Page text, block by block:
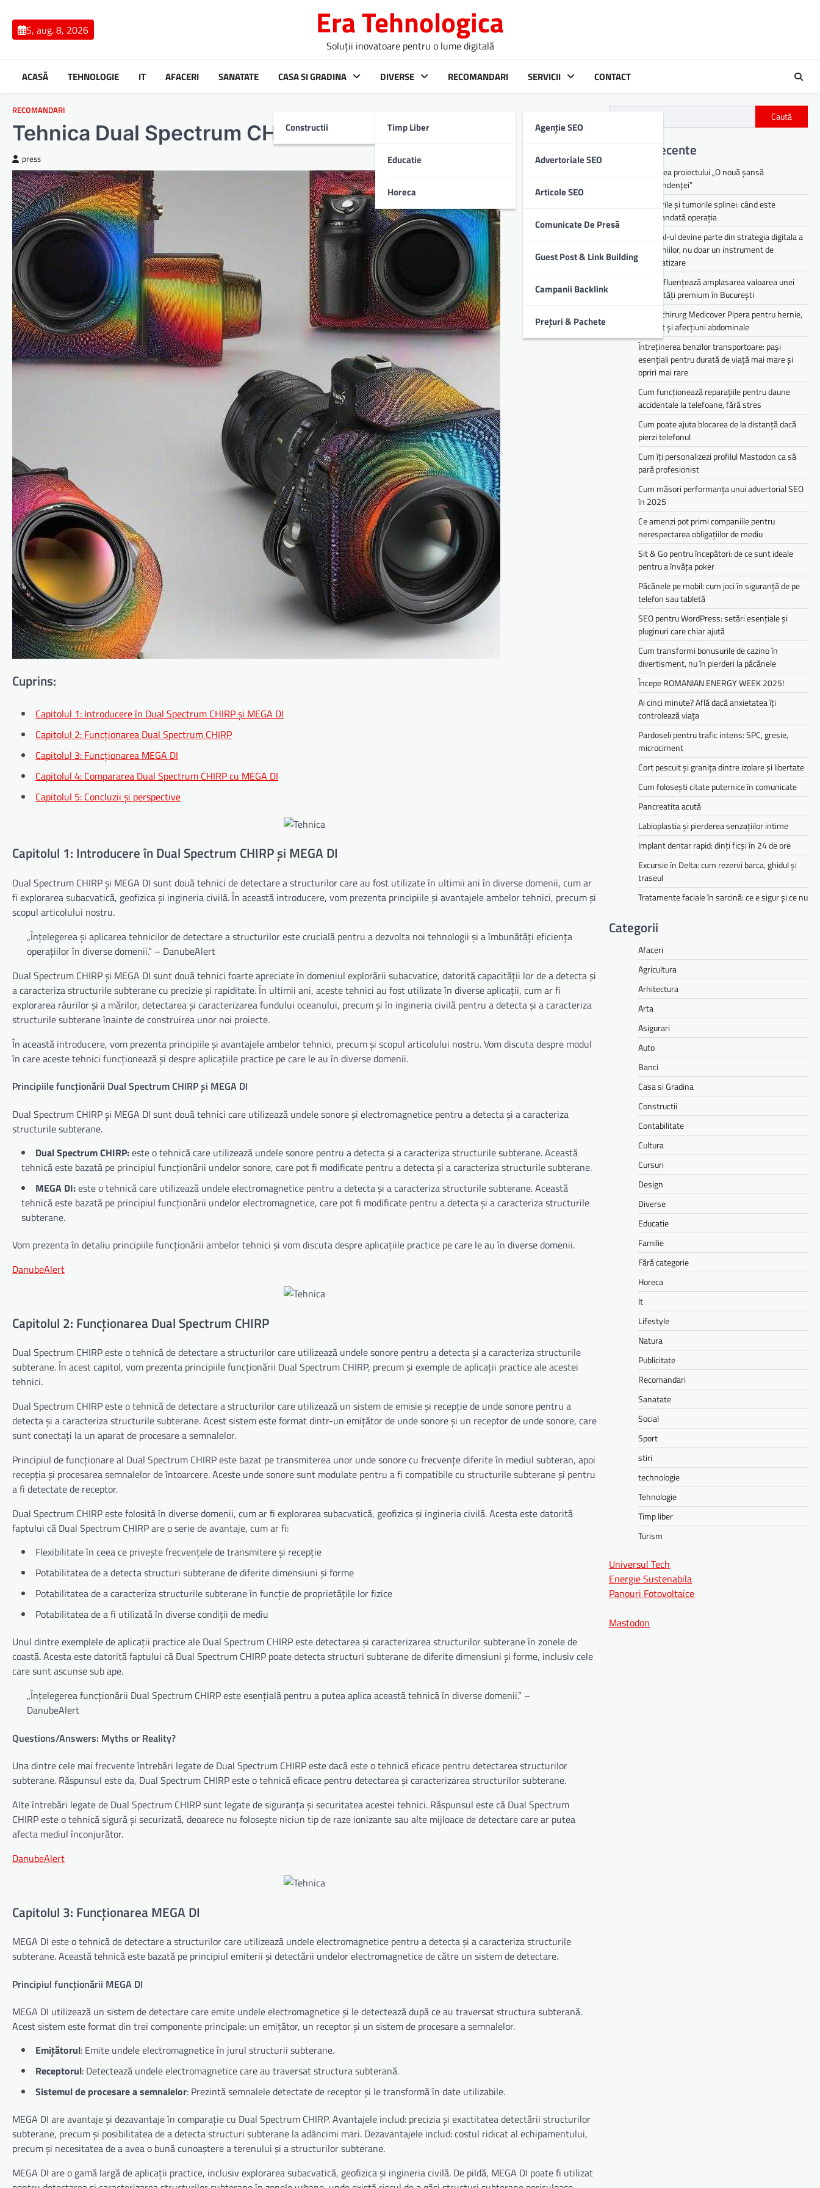
contentS, aug. 8, 2026 Era Tehnologica
Soluții inovatoare pentru o lume digitală
ACASĂ TEHNOLOGIE IT AFACERI SANATATE CASA SI GRADINA
Constructii
DIVERSE
Timp Liber
Educatie
Horeca
RECOMANDARI SERVICII
Agenție SEO
Advertoriale SEO
Articole SEO
Comunicate De Presă
Guest Post & Link Building
Campanii Backlink
Prețuri & Pachete
CONTACT
RECOMANDARI
Tehnica Dual Spectrum CHIRP
press
Cuprins:
Capitolul 1: Introducere în Dual Spectrum CHIRP și MEGA DI
Capitolul 2: Funcționarea Dual Spectrum CHIRP
Capitolul 3: Funcționarea MEGA DI
Capitolul 4: Compararea Dual Spectrum CHIRP cu MEGA DI
Capitolul 5: Concluzii și perspective
Capitolul 1: Introducere în Dual Spectrum CHIRP și MEGA DI
Dual Spectrum CHIRP și MEGA DI sunt două tehnici de detectare a structurilor care au fost utilizate în ultimii ani în diverse domenii, cum ar
fi explorarea subacvatică, geofizica și ingineria civilă. În această introducere, vom prezenta principiile și avantajele ambelor tehnici, precum și
scopul articolului nostru.
„Înțelegerea și aplicarea tehnicilor de detectare a structurilor este crucială pentru a dezvolta noi tehnologii și a îmbunătăți eficiența
operațiilor în diverse domenii.” – DanubeAlert
Dual Spectrum CHIRP și MEGA DI sunt două tehnici foarte apreciate în domeniul explorării subacvatice, datorită capacității lor de a detecta și
a caracteriza structurile subterane cu precizie și rapiditate. În ultimii ani, aceste tehnici au fost utilizate în diverse aplicații, cum ar fi
explorarea râurilor și a mărilor, detectarea și caracterizarea fundului oceanului, precum și în ingineria civilă pentru a detecta și a caracteriza
structurile subterane înainte de construirea unor noi proiecte.
În această introducere, vom prezenta principiile și avantajele ambelor tehnici, precum și scopul articolului nostru. Vom discuta despre modul
în care aceste tehnici funcționează și despre aplicațiile practice pe care le au în diverse domenii.
Principiile funcționării Dual Spectrum CHIRP și MEGA DI
Dual Spectrum CHIRP și MEGA DI sunt două tehnici care utilizează undele sonore și electromagnetice pentru a detecta și a caracteriza
structurile subterane.
Dual Spectrum CHIRP:este o tehnică care utilizează undele sonore pentru a detecta și a caracteriza structurile subterane. Această
tehnică este bazată pe principiul funcționării undelor sonore, care pot fi modificate pentru a detecta și a caracteriza structurile subterane.
MEGA DI:este o tehnică care utilizează undele electromagnetice pentru a detecta și a caracteriza structurile subterane. Această
tehnică este bazată pe principiul funcționării undelor electromagnetice, care pot fi modificate pentru a detecta și a caracteriza structurile
subterane.
Vom prezenta în detaliu principiile funcționării ambelor tehnici și vom discuta despre aplicațiile practice pe care le au în diverse domenii.
DanubeAlert
Capitolul 2: Funcționarea Dual Spectrum CHIRP
Dual Spectrum CHIRP este o tehnică de detectare a structurilor care utilizează undele sonore pentru a detecta și a caracteriza structurile
subterane. În acest capitol, vom prezenta principiile funcționării Dual Spectrum CHIRP, precum și exemple de aplicații practice ale acestei
tehnici.
Dual Spectrum CHIRP este o tehnică de detectare a structurilor care utilizează un sistem de emisie și recepție de unde sonore pentru a
detecta și a caracteriza structurile subterane. Acest sistem este format dintr-un emițător de unde sonore și un receptor de unde sonore, care
sunt conectați la un aparat de procesare a semnalelor.
Principiul de funcționare al Dual Spectrum CHIRP este bazat pe transmiterea unor unde sonore cu frecvențe diferite în mediul subteran, apoi
recepția și procesarea semnalelor de întoarcere. Aceste unde sonore sunt modulate pentru a fi compatibile cu structurile subterane și pentru
a fi detectate de receptor.
Dual Spectrum CHIRP este folosită în diverse domenii, cum ar fi explorarea subacvatică, geofizica și ingineria civilă. Acesta este datorită
faptului că Dual Spectrum CHIRP are o serie de avantaje, cum ar fi:
Flexibilitate în ceea ce privește frecvențele de transmitere și recepție
Potabilitatea de a detecta structuri subterane de diferite dimensiuni și forme
Potabilitatea de a caracteriza structurile subterane în funcție de proprietățile lor fizice
Potabilitatea de a fi utilizată în diverse condiții de mediu
Unul dintre exemplele de aplicații practice ale Dual Spectrum CHIRP este detectarea și caracterizarea structurilor subterane în zonele de
coastă. Acesta este datorită faptului că Dual Spectrum CHIRP poate detecta structuri subterane de diferite dimensiuni și forme, inclusiv cele
care sunt ascunse sub ape.
„Înțelegerea funcționării Dual Spectrum CHIRP este esențială pentru a putea aplica această tehnică în diverse domenii.” –
DanubeAlert
Questions/Answers: Myths or Reality?
Una dintre cele mai frecvente întrebări legate de Dual Spectrum CHIRP este dacă este o tehnică eficace pentru detectarea structurilor
subterane. Răspunsul este da, Dual Spectrum CHIRP este o tehnică eficace pentru detectarea și caracterizarea structurilor subterane.
Alte întrebări legate de Dual Spectrum CHIRP sunt legate de siguranța și securitatea acestei tehnici. Răspunsul este că Dual Spectrum
CHIRP este o tehnică sigură și securizată, deoarece nu folosește niciun tip de raze ionizante sau alte mijloace de detectare care ar putea
afecta mediul înconjurător.
DanubeAlert
Capitolul 3: Funcționarea MEGA DI
MEGA DI este o tehnică de detectare a structurilor care utilizează undele electromagnetice pentru a detecta și a caracteriza structurile
subterane. Această tehnică este bazată pe principiul emiterii și detectării undelor electromagnetice de către un sistem de detectare.
Principiul funcționării MEGA DI
MEGA DI utilizează un sistem de detectare care emite undele electromagnetice și le detectează după ce au traversat structura subterană.
Acest sistem este format din trei componente principale: un emițător, un receptor și un sistem de procesare a semnalelor.
Emițătorul: Emite undele electromagnetice în jurul structurii subterane.
Receptorul: Detectează undele electromagnetice care au traversat structura subterană.
Sistemul de procesare a semnalelor: Prezintă semnalele detectate de receptor și le transformă în date utilizabile.
MEGA DI are avantaje și dezavantaje în comparație cu Dual Spectrum CHIRP. Avantajele includ: precizia și exactitatea detectării structurilor
subterane, precum și posibilitatea de a detecta structuri subterane la adâncimi mari. Dezavantajele includ: costul ridicat al echipamentului,
precum și necesitatea de a avea o bună cunoaștere a terenului și a structurilor subterane.
MEGA DI are o gamă largă de aplicații practice, inclusiv explorarea subacvatică, geofizica și ingineria civilă. De pildă, MEGA DI poate fi utilizat
Caută
Articole recente
Lansarea proiectului „O nouă șansă
independenței”
Chisturile și tumorile splinei: când este
recomandată operația
De ce AI-ul devine parte din strategia digitala a
companiilor, nu doar un instrument de
automatizare
Cum influențează amplasarea valoarea unei
proprietăți premium în București
Medic chirurg Medicover Pipera pentru hernie,
colecist și afecțiuni abdominale
Întreținerea benzilor transportoare: pași
esențiali pentru durată de viață mai mare și
opriri mai rare
Cum funcționează reparațiile pentru daune
accidentale la telefoane, fără stres
Cum poate ajuta blocarea de la distanță dacă
pierzi telefonul
Cum îți personalizezi profilul Mastodon ca să
pară profesionist
Cum măsori performanța unui advertorial SEO
în 2025
Ce amenzi pot primi companiile pentru
nerespectarea obligațiilor de mediu­­
Sit & Go pentru începători: de ce sunt ideale
pentru a învăța poker
Păcănele pe mobil: cum joci în siguranță de pe
telefon sau tabletă
SEO pentru WordPress: setări esențiale și
pluginuri care chiar ajută
Cum transformi bonusurile de cazino în
divertisment, nu în pierderi la păcănele
Începe ROMANIAN ENERGY WEEK 2025!
Ai cinci minute? Află dacă anxietatea îți
controlează viața
Pardoseli pentru trafic intens: SPC, gresie,
microciment
Cort pescuit și granița dintre izolare și libertate
Cum folosești citate puternice în comunicate
Pancreatita acută
Labioplastia și pierderea senzațiilor intime
Implant dentar rapid: dinți ficși în 24 de ore
Excursie în Delta: cum rezervi barca, ghidul și
traseul
Tratamente faciale în sarcină: ce e sigur și ce nu
Categorii
Afaceri
Agricultura
Arhitectura
Arta
Asigurari
Auto
Banci
Casa si Gradina
Constructii
Contabilitate
Cultura
Cursuri
Design
Diverse
Educatie
Familie
Fără categorie
Horeca
It
Lifestyle
Natura
Publicitate
Recomandari
Sanatate
Social
Sport
stiri
technologie
Tehnologie
Timp liber
Turism
Universul Tech
Energie Sustenabila
Panouri Fotovoltaice
Mastodon